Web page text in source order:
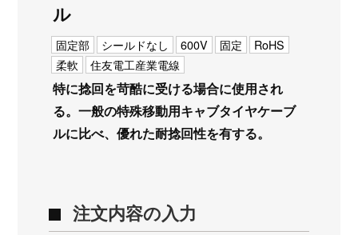
ル
固定部 シールドなし 600V 固定
RoHS
柔軟
住友電工産業電線
特に捻回を苛酷に受ける場合に使用され
る。一般の特殊移動用キャブタイヤケーブ
ルに比べ、優れた耐捻回性を有する。
注文内容の入力